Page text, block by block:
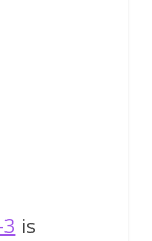
is